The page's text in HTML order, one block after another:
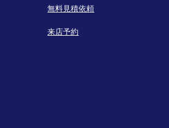
無料見積依頼
来店予約